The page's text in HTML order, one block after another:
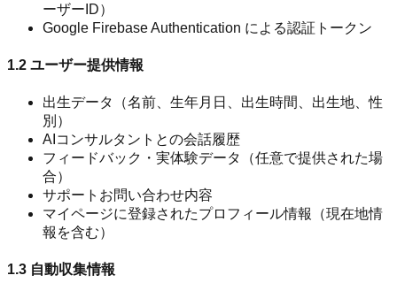
ーザーID）
Google Firebase Authentication による認証トークン
1.2 ユーザー提供情報
出生データ（名前、生年月日、出生時間、出生地、性
別）
AIコンサルタントとの会話履歴
フィードバック・実体験データ（任意で提供された場
合）
サポートお問い合わせ内容
マイページに登録されたプロフィール情報（現在地情
報を含む）
1.3 自動収集情報